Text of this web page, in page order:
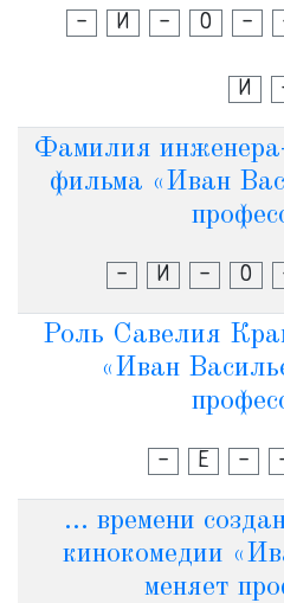
- И - О -
И
Фамилия
фильма «Иван
- И - О
Роль Савелия
«Иван
- Е -
... времени
кинокомедии
меняет